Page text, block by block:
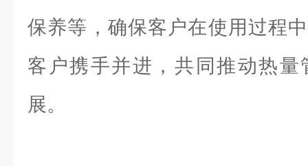
保养等，确保客户在使用过程
客户携手并进，共同推动热
展。